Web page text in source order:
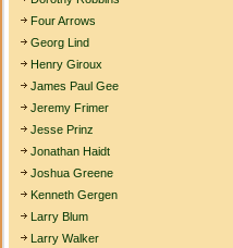
Four Arrows
Georg Lind
Henry Giroux
James Paul Gee
Jeremy Frimer
Jesse Prinz
Jonathan Haidt
Joshua Greene
Kenneth Gergen
Larry Blum
Larry Walker